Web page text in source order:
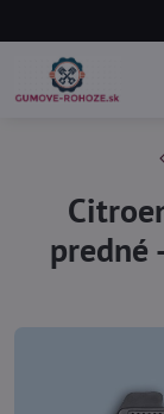
predné